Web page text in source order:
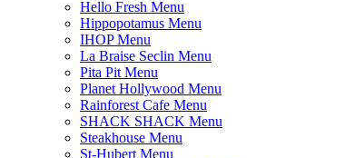
Hello Fresh Menu
Hippopotamus Menu
IHOP Menu
La Braise Seclin Menu
Pita Pit Menu
Planet Hollywood Menu
Rainforest Cafe Menu
SHACK SHACK Menu
Steakhouse Menu
St-Hubert Menu